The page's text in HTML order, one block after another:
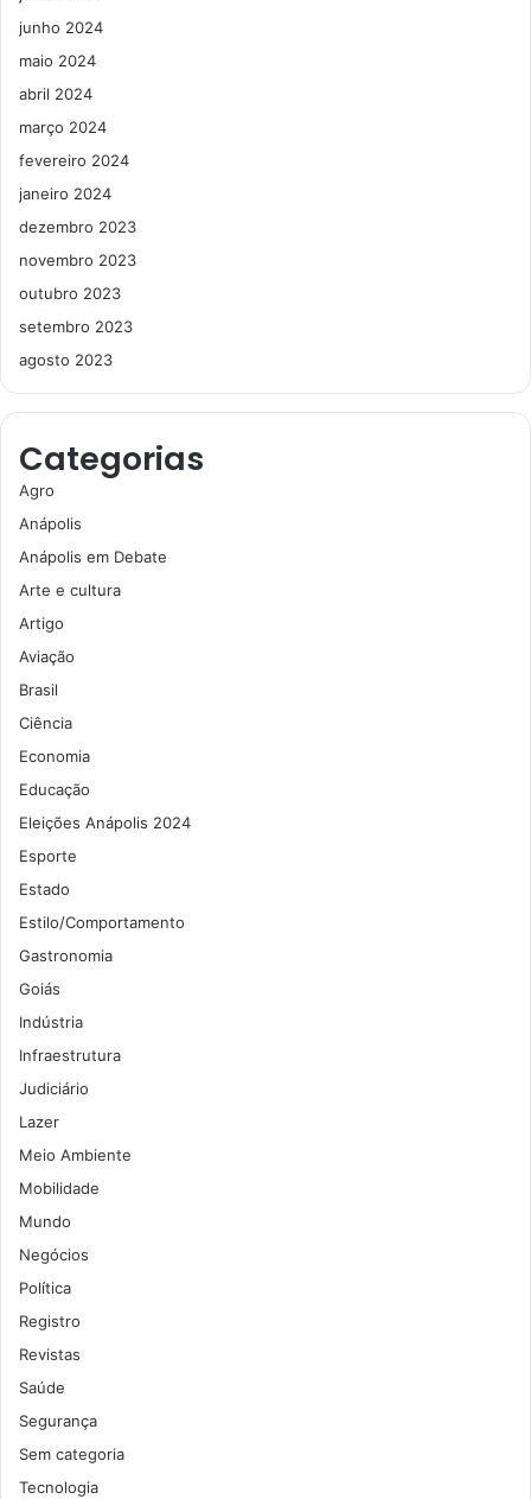
junho 2024
maio 2024
abril 2024
março 2024
fevereiro 2024
janeiro 2024
dezembro 2023
novembro 2023
outubro 2023
setembro 2023
agosto 2023
Categorias
Agro
Anápolis
Anápolis em Debate
Arte e cultura
Artigo
Aviação
Brasil
Ciência
Economia
Educação
Eleições Anápolis 2024
Esporte
Estado
Estilo/Comportamento
Gastronomia
Goiás
Indústria
Infraestrutura
Judiciário
Lazer
Meio Ambiente
Mobilidade
Mundo
Negócios
Política
Registro
Revistas
Saúde
Segurança
Sem categoria
Tecnologia